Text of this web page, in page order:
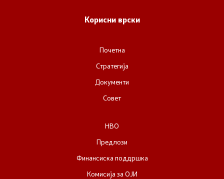
Корисни врски
Почетна
Стратегија
Документи
Совет
НВО
Предлози
Финансиска поддршка
Комисија за ОЈИ